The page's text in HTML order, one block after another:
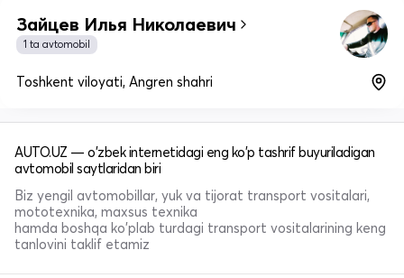
Зайцев Илья Николаевич
1 ta avtomobil
Toshkent viloyati, Angren shahri
AUTO.UZ — o'zbek internetidagi eng ko'p tashrif buyuriladigan
avtomobil saytlaridan biri
Biz yengil avtomobillar, yuk va tijorat transport vositalari,
mototexnika, maxsus texnika
hamda boshqa ko'plab turdagi transport vositalarining keng
tanlovini taklif etamiz